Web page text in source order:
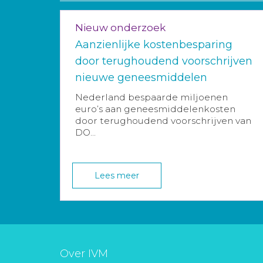
Nieuw onderzoek
Aanzienlijke kostenbesparing
door terughoudend voorschrijven
nieuwe geneesmiddelen
Nederland bespaarde miljoenen
euro’s aan geneesmiddelenkosten
door terughoudend voorschrijven van
DO...
Lees meer
Over IVM